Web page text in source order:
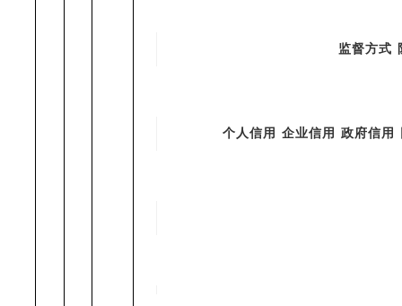
监督方式
个人信用 企业信用 政府信用